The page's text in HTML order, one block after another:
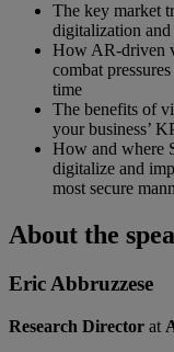
The key market
digitalization
How AR-driven
combat
time
The benefits of
your business’
How and where
digitalize and
most secure
About the
Eric Abbruzzese
Research Director at